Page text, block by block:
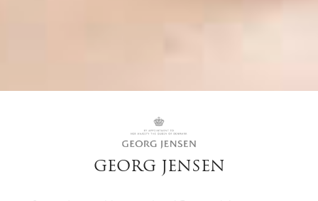
GEORG JENSEN